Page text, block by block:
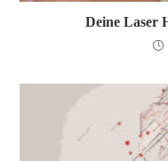
Deine Laser